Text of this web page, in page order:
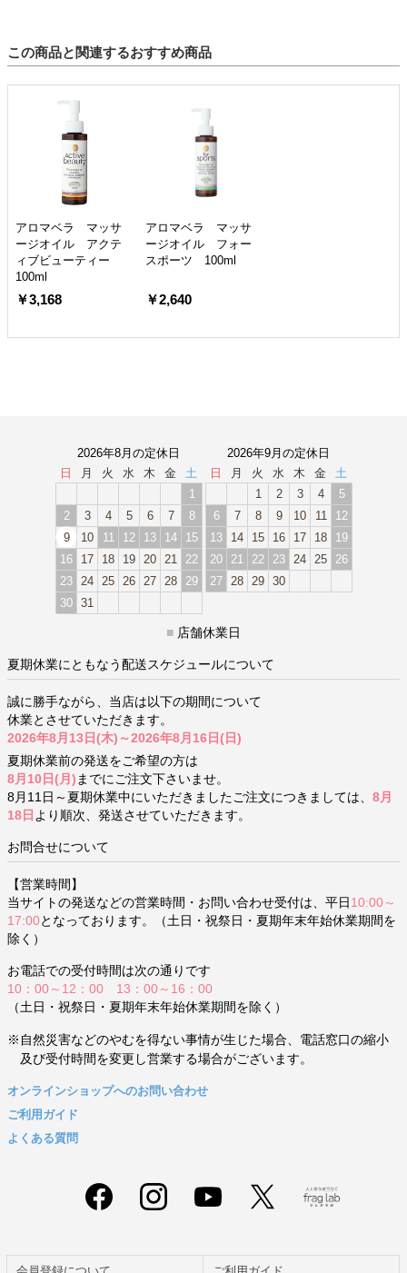
この商品と関連するおすすめ商品
アロマベラ マッサ
ージオイル アクテ
ィブビューティー
100ml
￥3,168
アロマベラ マッサ
ージオイル フォー
スポーツ 100ml
￥2,640
2026年8月の定休日
日
月 火 水 木 金
土
1
2
3 4 5 6 7
8
9
10 11 12 13 14
15
16
17 18 19 20 21
22
23
24 25 26 27 28
29
30 31
2026年9月の定休日
日
月 火 水 木 金
土
1
2 3 4
5
6
7 8 9 10 11
12
13
14 15 16 17 18
19
20
21 22 23 24 25
26
27
28 29 30
■ 店舗休業日
夏期休業にともなう配送スケジュールについて
誠に勝手ながら、当店は以下の期間について
休業とさせていただきます。
2026年8月13日(木)～2026年8月16日(日)
夏期休業前の発送をご希望の方は
8月10日(月) までにご注文下さいませ。
8月11日～夏期休業中にいただきましたご注文につきましては、 8月
18日 より順次、発送させていただきます。
お問合せについて
【営業時間】
当サイトの発送などの営業時間・お問い合わせ受付は、平日 10:00～
17:00となっております。（土日・祝祭日・夏期年末年始休業期間を
除く）
お電話での受付時間は次の通りです
10：00～12：00 13：00～16：00
（土日・祝祭日・夏期年末年始休業期間を除く）
※自然災害などのやむを得ない事情が生じた場合、電話窓口の縮小
及び受付時間を変更し営業する場合がございます。
オンラインショップへのお問い合わせ
ご利用ガイド
よくある質問